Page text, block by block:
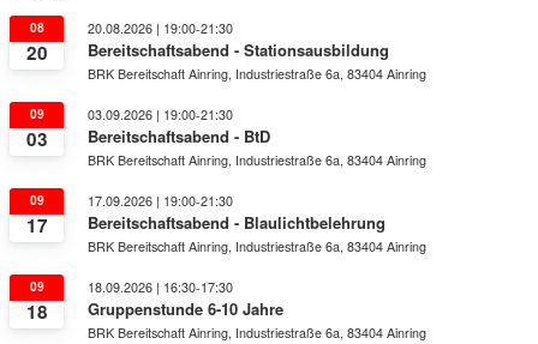
08
20
20.08.2026 | 19:00-21:30
Bereitschaftsabend - Stationsausbildung
BRK Bereitschaft Ainring, Industriestraße 6a, 83404 Ainring
09
03
03.09.2026 | 19:00-21:30
Bereitschaftsabend - BtD
BRK Bereitschaft Ainring, Industriestraße 6a, 83404 Ainring
09
17
17.09.2026 | 19:00-21:30
Bereitschaftsabend - Blaulichtbelehrung
BRK Bereitschaft Ainring, Industriestraße 6a, 83404 Ainring
09
18
18.09.2026 | 16:30-17:30
Gruppenstunde 6-10 Jahre
BRK Bereitschaft Ainring, Industriestraße 6a, 83404 Ainring